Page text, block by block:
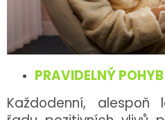
PRAVIDELNÝ POHYB
Každodenní, alespoň